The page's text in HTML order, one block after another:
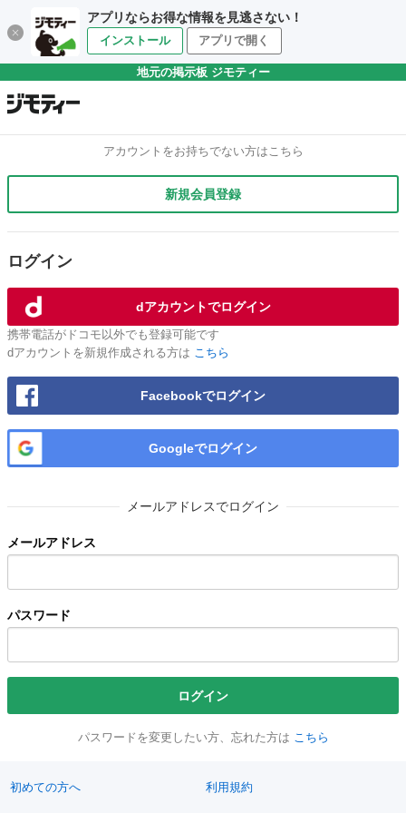
アプリならお得な情報を見逃さない！
インストール アプリで開く
地元の掲示板 ジモティー
アカウントをお持ちでない方はこちら
新規会員登録
ログイン
dアカウントでログイン
携帯電話がドコモ以外でも登録可能です
dアカウントを新規作成される方は こちら
Facebookでログイン
Googleでログイン
メールアドレスでログイン
メールアドレス
パスワード
ログイン
パスワードを変更したい方、忘れた方は こちら
初めての方へ 利用規約